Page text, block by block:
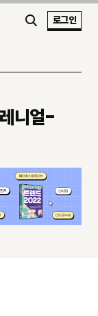
로그인
니얼-